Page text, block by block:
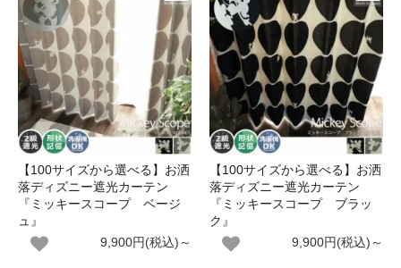
【100サイズから選べる】お洒
落ディズニー遮光カーテン
『ミッキースコープ ベージ
ュ』
9,900円(税込)～
【100サイズから選べる】お洒
落ディズニー遮光カーテン
『ミッキースコープ ブラッ
ク』
9,900円(税込)～